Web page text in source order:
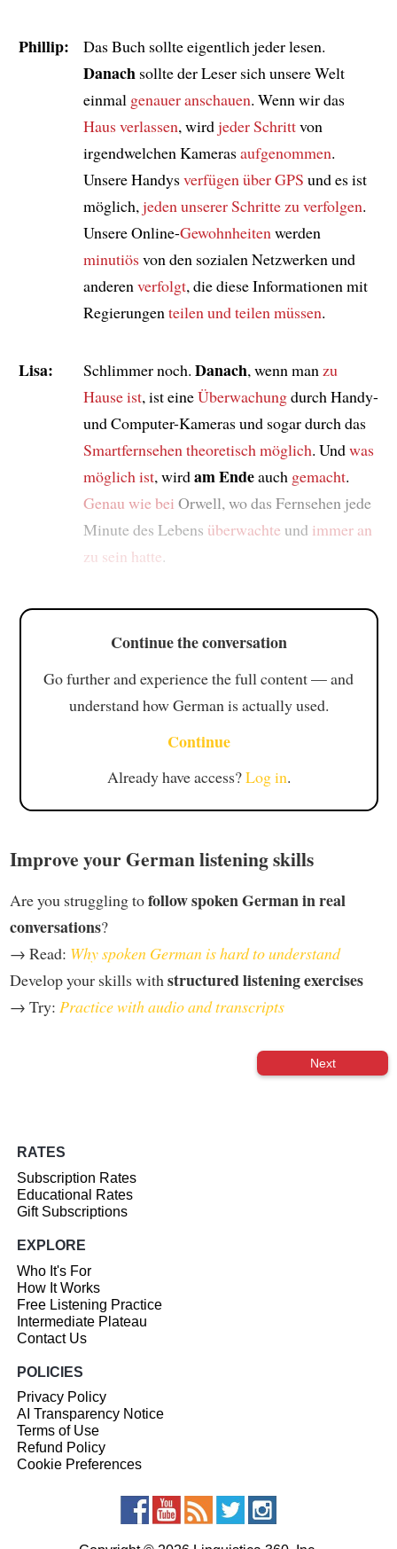
Phillip: Das Buch sollte eigentlich jeder lesen.
Danach sollte der Leser sich unsere Welt
einmal genauer anschauen. Wenn wir das
Haus verlassen, wirdjeder Schrittvon
irgendwelchen Kamerasaufgenommen.
Unsere Handysverfügen über GPS und es ist
möglich, jeden unserer Schritte zu verfolgen.
Unsere Online-Gewohnheiten werden
minutiösvon den sozialen Netzwerken und
anderen verfolgt, die diese Informationen mit
Regierungen teilen und teilen müssen.
Lisa: Schlimmer noch. Danach, wenn man zu
Hause ist, ist eineÜberwachungdurch Handy-
und Computer-Kameras und sogar durch das
Smartfernsehen theoretisch möglich. Undwas
möglich ist, wirdam Endeauch gemacht.
Genau wie bei Orwell, wo das Fernsehen jede
Minute des Lebens überwachte und immer an
zu sein hatte.
Continue the conversation
Go further and experience the full content — and
understand how German is actually used.
Continue
Already have access?Log in.
Improve your German listening skills
Are you struggling tofollow spoken German in real
conversations?
→ Read: Why spoken German is hard to understand
Develop your skills with structured listening exercises
→ Try: Practice with audio and transcripts
Next
RATES
Subscription Rates
Educational Rates
Gift Subscriptions
EXPLORE
Who It's For
How It Works
Free Listening Practice
Intermediate Plateau
Contact Us
POLICIES
Privacy Policy
AI Transparency Notice
Terms of Use
Refund Policy
Cookie Preferences